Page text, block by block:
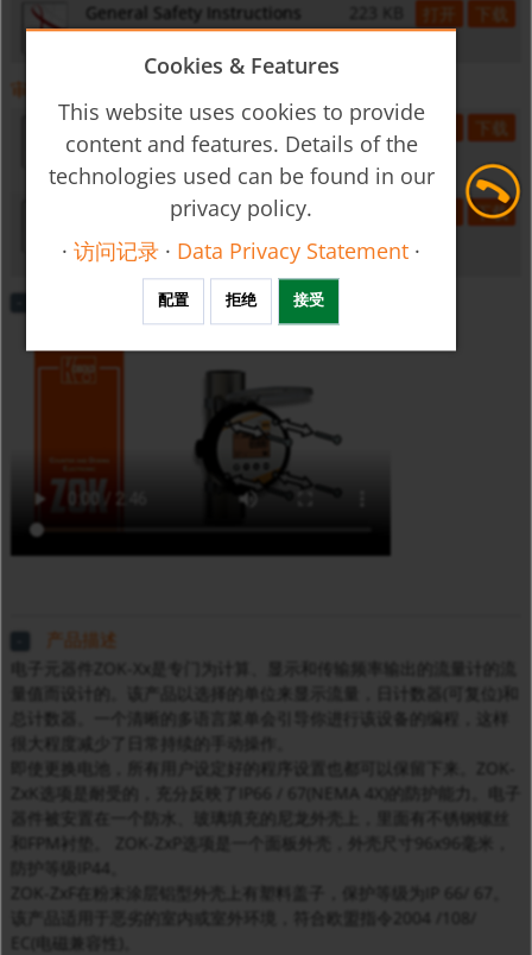
General Safety Instructions 223 KB 打开 下载
审批
LOM 16ATEX2062X
II 2G Ex ia IIC T4 Gb
590 KB 打开 下载
IECEx LOM 17.0001X
Ex ia IIC T4 Gb
下载
Changing Processing Board (Service Video)
产品描述
电子元器件ZOK-Xx是专门为计算、显示和传输频率输出的流量计的流
量值而设计的。该产品以选择的单位来显示流量，日计数器(可复位)和
总计数器。一个清晰的多语言菜单会引导你进行该设备的编程，这样
很大程度减少了日常持续的手动操作。
即使更换电池，所有用户设定好的程序设置也都可以保留下来。ZOK-
ZxK选项是耐受的，充分反映了IP66 / 67(NEMA 4X)的防护能力。电子
器件被安置在一个防水、玻璃填充的尼龙外壳上，里面有不锈钢螺丝
和FPM衬垫。 ZOK-ZxP选项是一个面板外壳，外壳尺寸96x96毫米，
防护等级IP44。
ZOK-ZxF在粉末涂层铝型外壳上有塑料盖子，保护等级为IP 66/ 67。
该产品适用于恶劣的室内或室外环境，符合欧盟指令2004 /108/
EC(电磁兼容性)。
Cookies & Features
This website uses cookies to provide
content and features. Details of the
technologies used can be found in our
privacy policy.
·访问记录 · Data Privacy Statement ·
配置 拒绝 接受